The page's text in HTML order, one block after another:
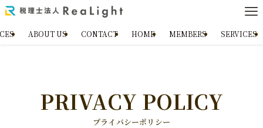
ABOUT US CONTACT HOME MEMBERS SERVICES
PRIVACY POLICY
プライバシーポリシー